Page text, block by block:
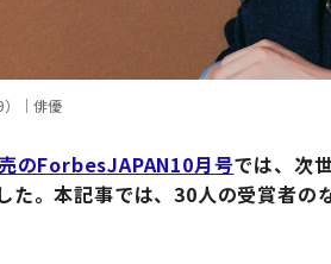
）｜俳優
のForbesJAPAN10月号では、次
た。本記事では、30人の受賞者